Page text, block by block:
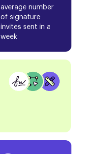
average number
of signature
invites sent in a
week